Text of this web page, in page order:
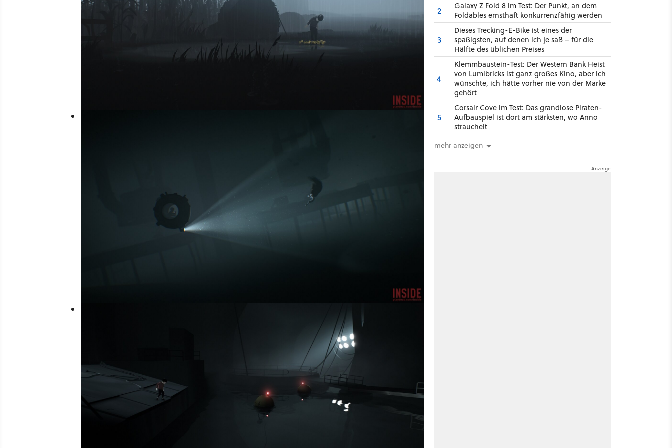
2
Galaxy Z Fold 8 im Test: Der Punkt, an dem
Foldables ernsthaft konkurrenzfähig werden
3
Dieses Trecking-E-Bike ist eines der
spaßigsten, auf denen ich je saß – für die
Hälfte des üblichen Preises
4
Klemmbaustein-Test: Der Western Bank Heist
von Lumibricks ist ganz großes Kino, aber ich
wünschte, ich hätte vorher nie von der Marke
gehört
5
Corsair Cove im Test: Das grandiose Piraten-
Aufbauspiel ist dort am stärksten, wo Anno
strauchelt
mehr anzeigen